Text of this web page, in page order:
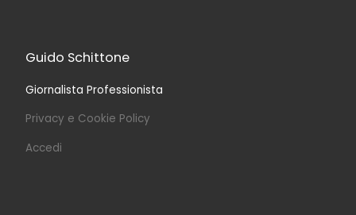
Guido Schittone
Giornalista Professionista
Privacy e Cookie Policy
Accedi